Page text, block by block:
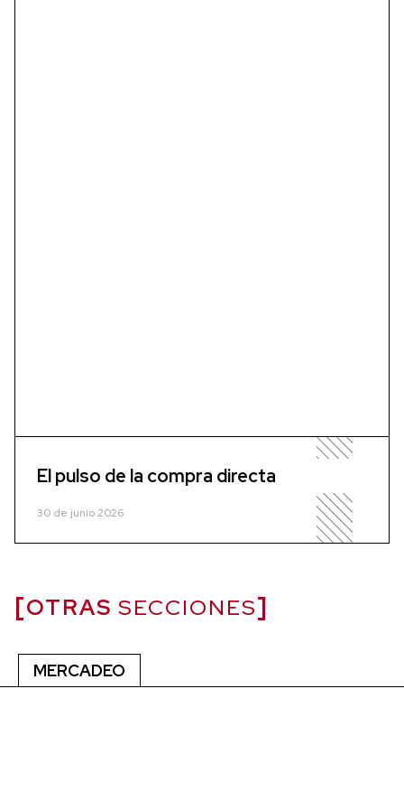
El pulso de la compra directa
30 de junio 2026
OTRAS SECCIONES
MERCADEO